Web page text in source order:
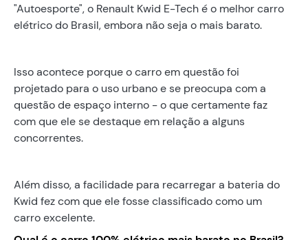
"Autoesporte", o Renault Kwid E-Tech é o melhor carro
elétrico do Brasil, embora não seja o mais barato.
Isso acontece porque o carro em questão foi
projetado para o uso urbano e se preocupa com a
questão de espaço interno - o que certamente faz
com que ele se destaque em relação a alguns
concorrentes.
Além disso, a facilidade para recarregar a bateria do
Kwid fez com que ele fosse classificado como um
carro excelente.